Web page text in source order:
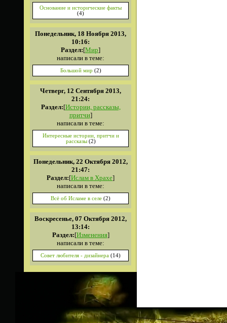
Основание и исторические факты
(4)
Понедельник, 18 Ноября 2013,
10:16:
Раздел:[Мир]
написали в теме:
Большой мир (2)
Четверг, 12 Сентября 2013,
21:24:
Раздел:[Истории, рассказы,
притчи]
написали в теме:
Интересные истории, притчи и
рассказы (2)
Понедельник, 22 Октября 2012,
21:47:
Раздел:[Ислам в Храхе]
написали в теме:
Всё об Исламе в селе (2)
Воскресенье, 07 Октября 2012,
13:14:
Раздел:[Изменения]
написали в теме:
Совет любителя - дизайнера (14)